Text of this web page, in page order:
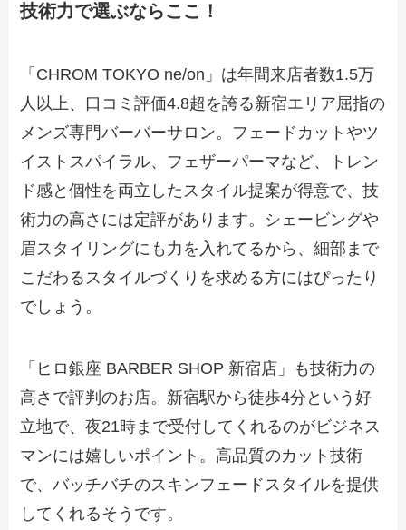
技術力で選ぶならここ！
「CHROM TOKYO ne/on」は年間来店者数1.5万
人以上、口コミ評価4.8超を誇る新宿エリア屈指の
メンズ専門バーバーサロン。フェードカットやツ
イストスパイラル、フェザーパーマなど、トレン
ド感と個性を両立したスタイル提案が得意で、技
術力の高さには定評があります。シェービングや
眉スタイリングにも力を入れてるから、細部まで
こだわるスタイルづくりを求める方にはぴったり
でしょう。
「ヒロ銀座 BARBER SHOP 新宿店」も技術力の
高さで評判のお店。新宿駅から徒歩4分という好
立地で、夜21時まで受付してくれるのがビジネス
マンには嬉しいポイント。高品質のカット技術
で、バッチバチのスキンフェードスタイルを提供
してくれるそうです。